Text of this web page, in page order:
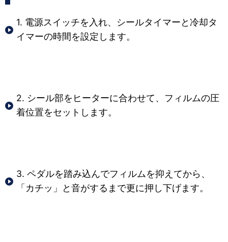
1. 電源スイッチを入れ、シールタイマーと冷却タ
イマーの時間を設定します。
2. シール部をヒーターに合わせて、フィルムの圧
着位置をセットします。
3. ペダルを踏み込んでフィルムを抑えてから、
「カチッ」と音がするまで更に押し下げます。